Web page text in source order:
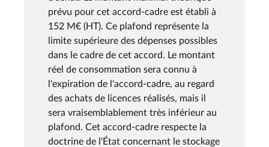
prévu pour cet accord-cadre est établi à
152 M€ (HT). Ce plafond représente la
limite supérieure des dépenses possibles
dans le cadre de cet accord. Le montant
réel de consommation sera connu à
l'expiration de l'accord-cadre, au regard
des achats de licences réalisés, mais il
sera vraisemblablement très inférieur au
plafond. Cet accord-cadre respecte la
doctrine de l'État concernant le stockage